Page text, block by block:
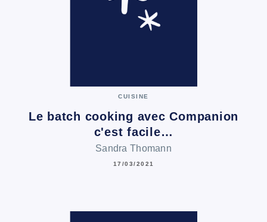
CUISINE
Le batch cooking avec Companion
c'est facile…
Sandra Thomann
17/03/2021